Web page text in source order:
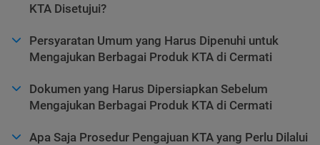
KTA Disetujui?
Persyaratan Umum yang Harus Dipenuhi untuk
Mengajukan Berbagai Produk KTA di Cermati
Dokumen yang Harus Dipersiapkan Sebelum
Mengajukan Berbagai Produk KTA di Cermati
Apa Saja Prosedur Pengajuan KTA yang Perlu Dilalui